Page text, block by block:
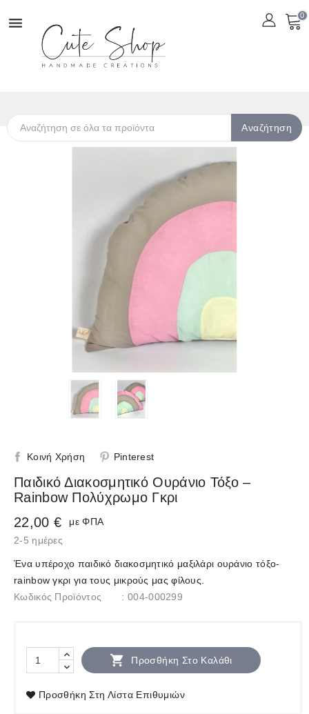
 0
Αναζήτηση
Κοινή Χρήση Pinterest
Παιδικό Διακοσμητικό Ουράνιο Τόξο –
Rainbow Πολύχρωμο Γκρι
22,00 €
με ΦΠΑ
2-5 ημέρες
Ένα υπέροχο παιδικό διακοσμητικό μαξιλάρι ουράνιο τόξο-
rainbow γκρι για τους μικρούς μας φίλους.
Κωδικός Προϊόντος
: 004-000299
 Προσθήκη Στο Καλάθι
Προσθήκη Στη Λίστα Επιθυμιών